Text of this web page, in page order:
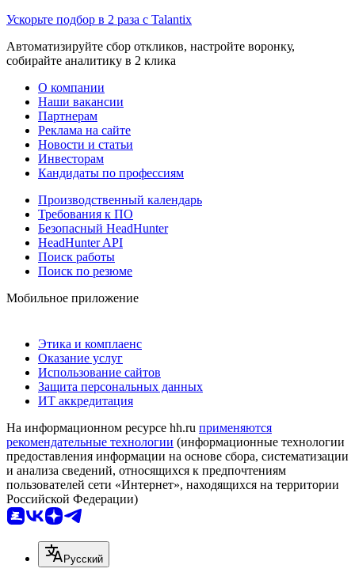
Ускорьте подбор в 2 раза с Talantix
Автоматизируйте сбор откликов, настройте воронку,
собирайте аналитику в 2 клика
О компании
Наши вакансии
Партнерам
Реклама на сайте
Новости и статьи
Инвесторам
Кандидаты по профессиям
Производственный календарь
Требования к ПО
Безопасный HeadHunter
HeadHunter API
Поиск работы
Поиск по резюме
Мобильное приложение
Этика и комплаенс
Оказание услуг
Использование сайтов
Защита персональных данных
ИТ аккредитация
На информационном ресурсе hh.ru применяются
рекомендательные технологии (информационные технологии
предоставления информации на основе сбора, систематизации
и анализа сведений, относящихся к предпочтениям
пользователей сети «Интернет», находящихся на территории
Российской Федерации)
Русский